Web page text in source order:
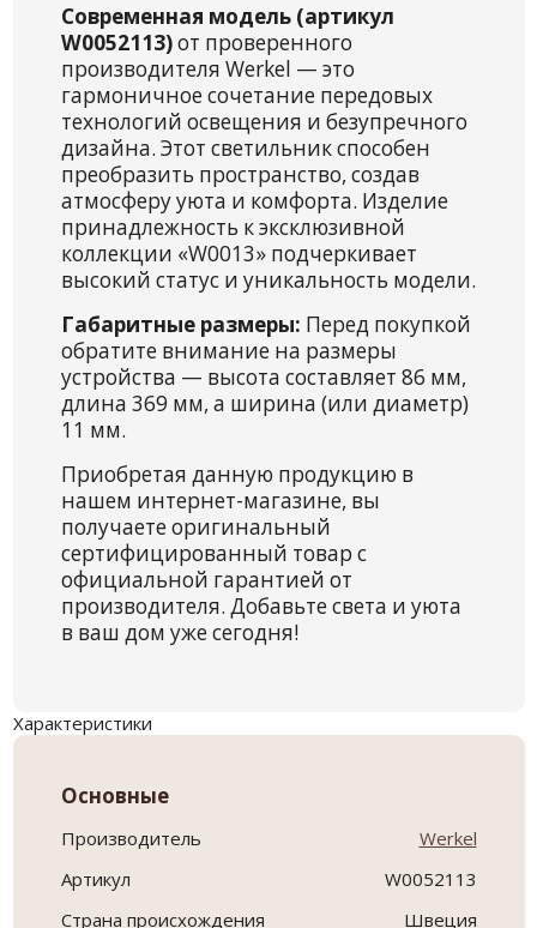
Современная модель (артикул
W0052113)от проверенного
производителя Werkel — это
гармоничное сочетание передовых
технологий освещения и безупречного
дизайна. Этот светильник способен
преобразить пространство, создав
атмосферу уюта и комфорта. Изделие
принадлежность к эксклюзивной
коллекции «W0013» подчеркивает
высокий статус и уникальность модели.
Габаритные размеры: Перед покупкой
обратите внимание на размеры
устройства — высота составляет 86 мм,
длина 369 мм, а ширина (или диаметр)
11 мм.
Приобретая данную продукцию в
нашем интернет-магазине, вы
получаете оригинальный
сертифицированный товар с
официальной гарантией от
производителя. Добавьте света и уюта
в ваш дом уже сегодня!
Характеристики
Основные
Производитель
Werkel
Артикул
W0052113
Страна происхождения
Швеция